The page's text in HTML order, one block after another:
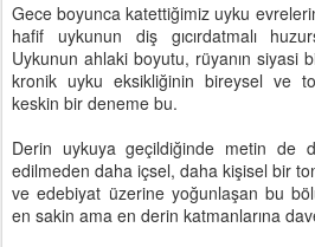
Gece boyunca katettiğimiz uyku
hafif uykunun diş gıcırdatmalı
Uykunun ahlaki boyutu, rüyanın siyasi
kronik uyku eksikliğinin bireysel ve
keskin bir deneme bu.
Derin uykuya geçildiğinde metin de
edilmeden daha içsel, daha kişisel bir
ve edebiyat üzerine yoğunlaşan bu
en sakin ama en derin katmanlarına